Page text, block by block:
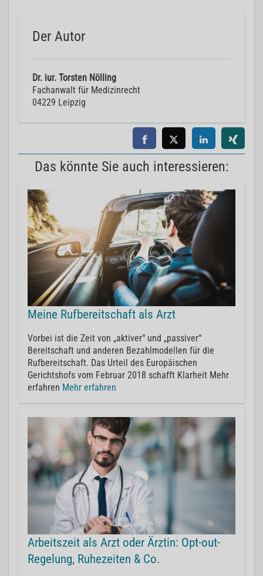
Der Autor
Dr. iur. Torsten Nölling
Fachanwalt für Medizinrecht
04229 Leipzig
Das könnte Sie auch interessieren:
Meine Rufbereitschaft als Arzt
Vorbei ist die Zeit von „aktiver“ und „passiver“
Bereitschaft und anderen Bezahlmodellen für die
Rufbereitschaft. Das Urteil des Europäischen
Gerichtshofs vom Februar 2018 schafft Klarheit Mehr
erfahren Mehr erfahren
Arbeitszeit als Arzt oder Ärztin: Opt-out-
Regelung, Ruhezeiten & Co.